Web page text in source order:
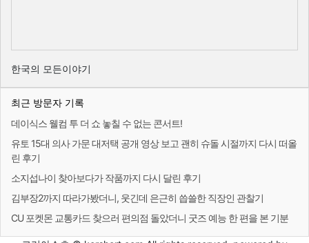
한국의 모든이야기
최근 방문자 기록
데이식스 웰컴 투 더 쇼 놓칠 수 없는 콘서트!
유토 15대 의사 가문 대저택 공개 영상 보고 괜히 슈돌 시절까지 다시 떠올
린 후기
소지섭나이 찾아보다가 작품까지 다시 달린 후기
김부장2까지 따라가봤더니, 웃긴데 은근히 씁쓸한 직장인 관찰기
CU 포켓몬 교통카드 찾으러 편의점 돌았더니 굿즈 예능 한 편을 본 기분